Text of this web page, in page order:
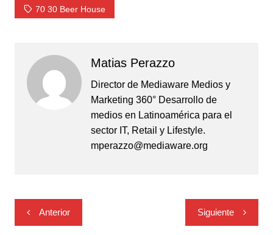
70 30 Beer House
Matias Perazzo
Director de Mediaware Medios y
Marketing 360° Desarrollo de
medios en Latinoamérica para el
sector IT, Retail y Lifestyle.
mperazzo@mediaware.org
Navegación
de
Anterior Siguiente